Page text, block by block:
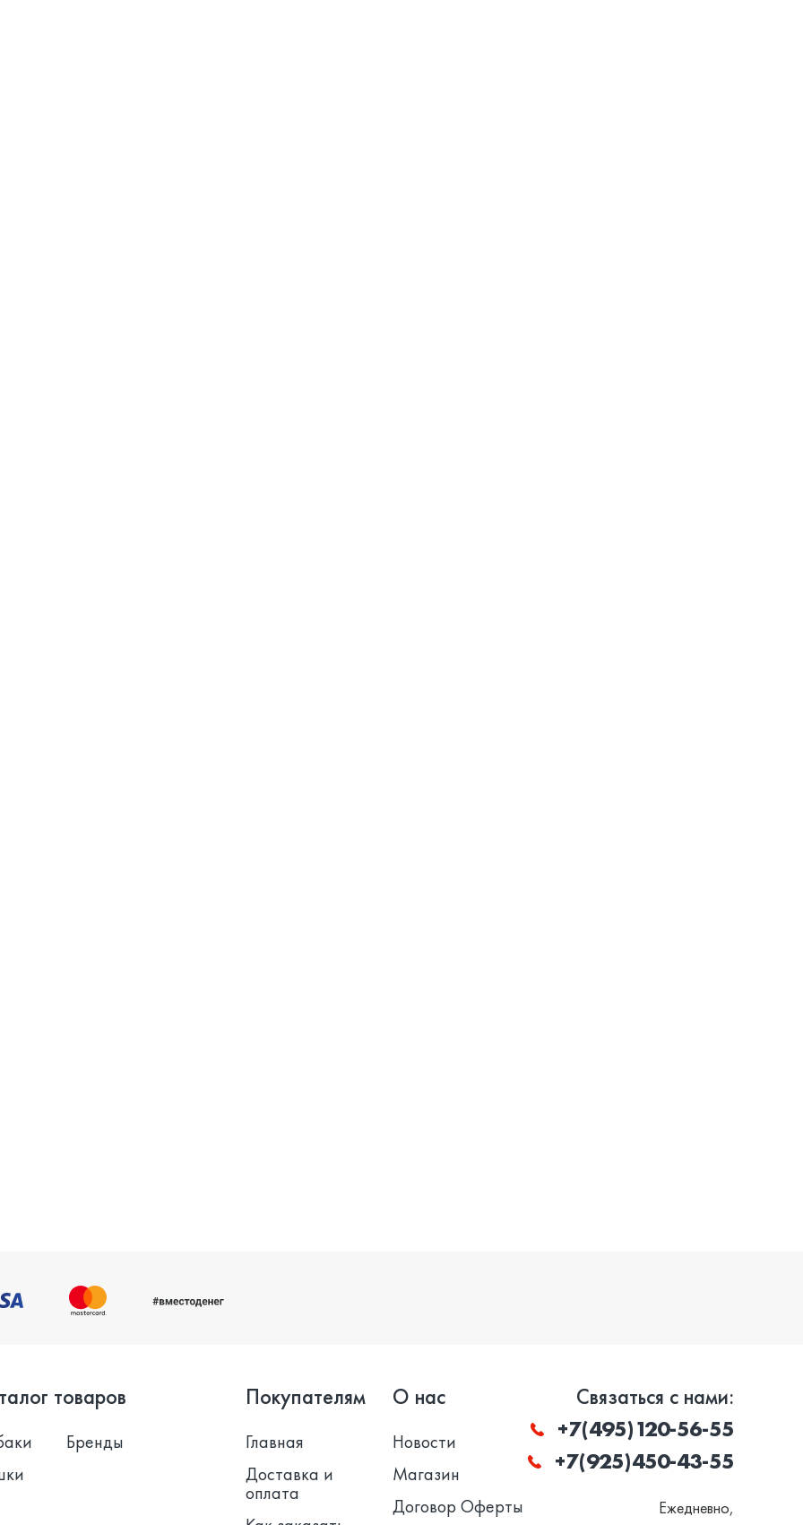
товаров
Бренды
Покупателям
Главная
Доставка и
оплата
О нас
Новости
Магазин
Договор Оферты
Связаться с нами:
+7(495)120-56-55
+7(925)450-43-55
Ежедневно,